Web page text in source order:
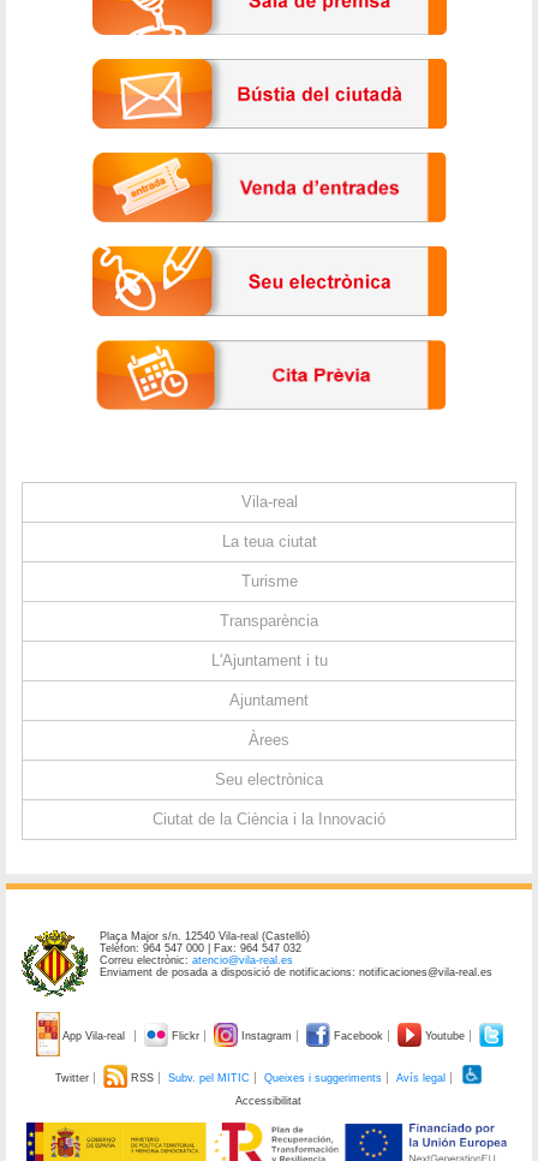
Vila-real
La teua ciutat
Turisme
Transparència
L'Ajuntament i tu
Ajuntament
Àrees
Seu electrònica
Ciutat de la Ciència i la Innovació
Plaça Major s/n. 12540 Vila-real (Castelló)
Telèfon: 964 547 000 | Fax: 964 547 032
Correu electrònic:atencio@vila-real.es
Enviament de posada a disposició de notificacions: notificaciones@vila-real.es
App Vila-real Flickr Instagram Facebook Youtube
Twitter RSS Subv. pel MITIC Queixes i suggeriments
Avís legal
Accessibilitat